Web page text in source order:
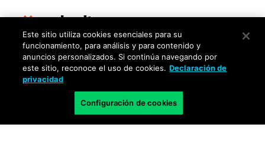
Privacidad
Centro de confianza
Condiciones de uso
Este sitio utiliza cookies esenciales para su
funcionamiento, para análisis y para contenido y
anuncios personalizados. Si continúa navegando por
este sitio, reconoce el uso de cookies. Declaración de
privacidad
Configuración de cookies